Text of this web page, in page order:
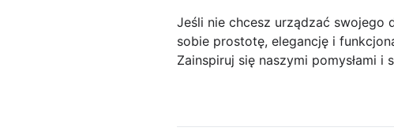
Jeśli nie chcesz urządzać swojego
sobie prostotę, elegancję i
Zainspiruj się naszymi pomysłami